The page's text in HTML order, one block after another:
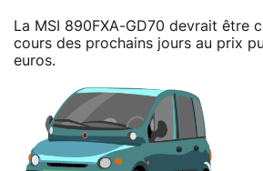
La MSI 890FXA-GD70 devrait être
cours des prochains jours au prix
euros.